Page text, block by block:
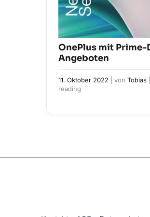
OnePlus mit Prime-
Angeboten
11. Oktober 2022 | von Tobias
reading